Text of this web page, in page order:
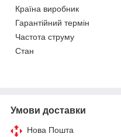
Країна виробник
Гарантійний термін
Частота струму
Стан
Умови доставки
Нова Пошта